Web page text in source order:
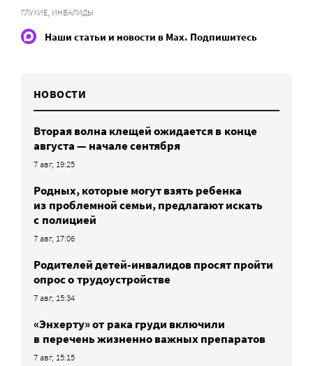
ГЛУХИЕ, ИНВАЛИДЫ
Наши статьи и новости в Max. Подпишитесь
НОВОСТИ
Вторая волна клещей ожидается в конце
августа — начале сентября
7 авг, 19:25
Родных, которые могут взять ребенка
из проблемной семьи, предлагают искать
с полицией
7 авг, 17:06
Родителей детей-инвалидов просят пройти
опрос о трудоустройстве
7 авг, 15:34
«Энхерту» от рака груди включили
в перечень жизненно важных препаратов
7 авг, 15:15